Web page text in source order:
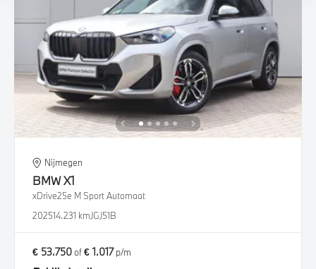
Nijmegen
BMWX1
xDrive25e M Sport Automaat
202514.231 kmJGJ51B
€ 53.750of€ 1.017p/m